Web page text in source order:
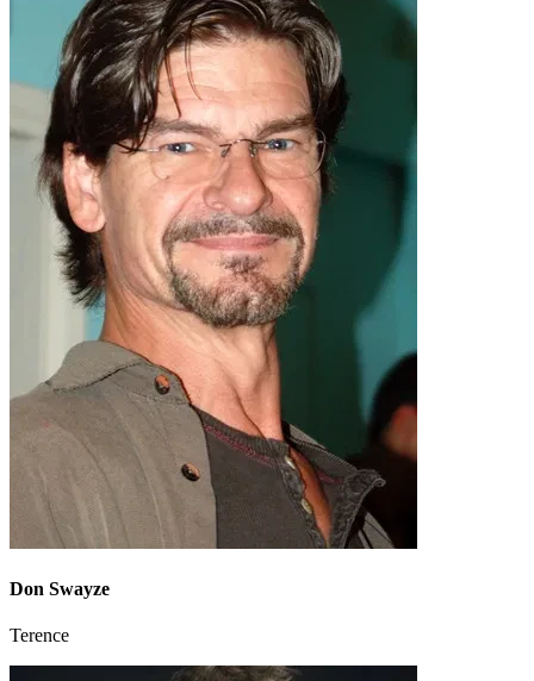
Don Swayze
Terence